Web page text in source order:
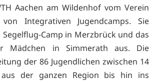
Aachen am Wildenhof vom Verein
Integrativen Jugendcamps. Sie
Camp in Merzbrück und das
Mädchen in Simmerath aus. Die
der 86 Jugendlichen zwischen 14
der ganzen Region bis hin ins